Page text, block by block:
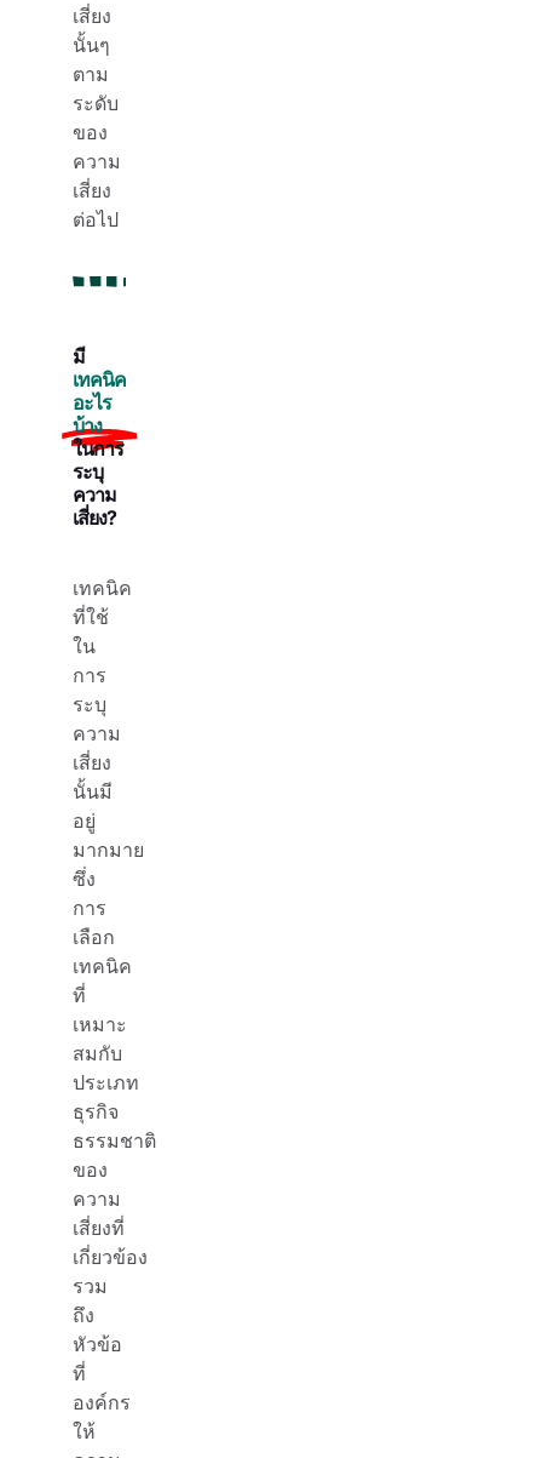
เสี่ยง
นั้นๆ
ตาม
ระดับ
ของ
ความ
เสี่ยง
ต่อไป
มี
เทคนิค
อะไร
บ้าง
ในการ
ระบุ
ความ
เสี่ยง?
เทคนิค
ที่ใช้
ใน
การ
ระบุ
ความ
เสี่ยง
นั้นมี
อยู่
มากมาย
ซึ่ง
การ
เลือก
เทคนิค
ที่
เหมาะ
สมกับ
ประเภท
ธุรกิจ
ธรรมชาติ
ของ
ความ
เสี่ยงที่
เกี่ยวข้อง
รวม
ถึง
หัวข้อ
ที่
องค์กร
ให้